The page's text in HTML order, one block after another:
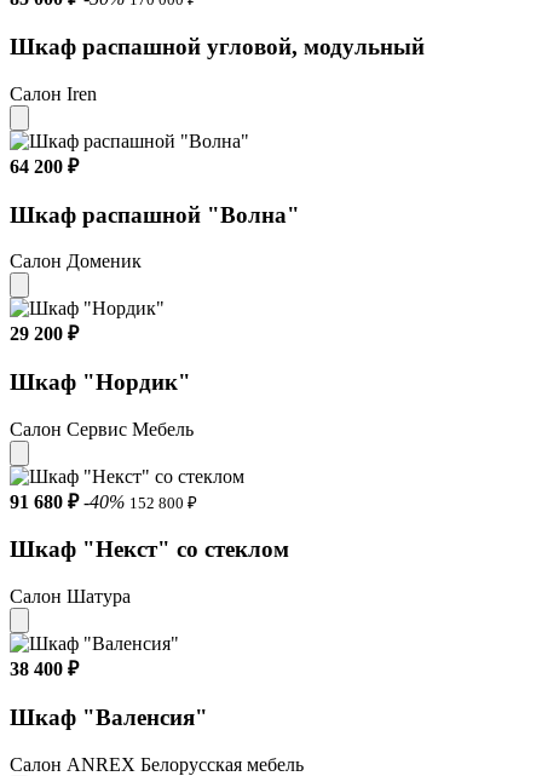
Шкаф распашной угловой, модульный
Салон Iren
64 200 ₽
Шкаф распашной "Волна"
Салон Доменик
29 200 ₽
Шкаф "Нордик"
Салон Сервис Мебель
91 680 ₽ -40% 152 800 ₽
Шкаф "Некст" со стеклом
Салон Шатура
38 400 ₽
Шкаф "Валенсия"
Салон ANREX Белорусская мебель